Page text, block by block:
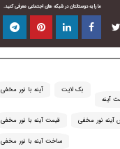
ما را به دوستانتان در شبکه های اجتماعی معرفی کنید.
آینه با نور مخفی بک لایت
ساخت آینه با نور مخفی
آینه نور مخفی قیمت آینه با نور مخفی
آینه